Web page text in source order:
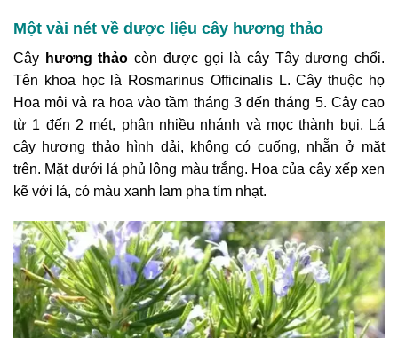
Một vài nét về dược liệu cây hương thảo
Cây hương thảo còn được gọi là cây Tây dương chổi.
Tên khoa học là Rosmarinus Officinalis L. Cây thuộc họ
Hoa môi và ra hoa vào tầm tháng 3 đến tháng 5. Cây cao
từ 1 đến 2 mét, phân nhiều nhánh và mọc thành bụi. Lá
cây hương thảo hình dải, không có cuống, nhẵn ở mặt
trên. Mặt dưới lá phủ lông màu trắng. Hoa của cây xếp xen
kẽ với lá, có màu xanh lam pha tím nhạt.